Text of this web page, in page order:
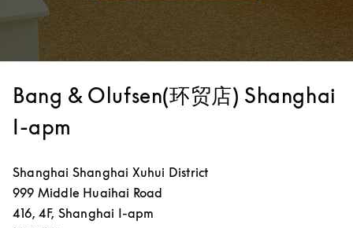
Bang & Olufsen(环贸店) Shanghai
I-apm
Shanghai Shanghai Xuhui District
999 Middle Huaihai Road
416, 4F, Shanghai I-apm